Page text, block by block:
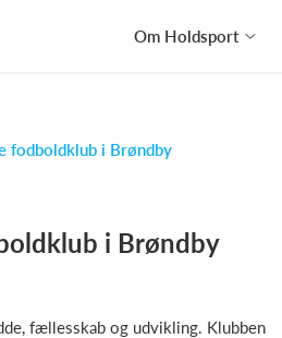
Om Holdsport
fodboldklub i Brøndby
i Brøndby
fællesskab og udvikling. Klubben